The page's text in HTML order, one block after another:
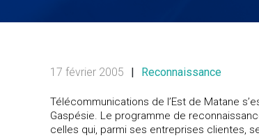
17 février 2005 | Reconnaissance
Télécommunications de l’Est de Matane
Gaspésie. Le programme de
celles qui, parmi ses entreprises clientes,